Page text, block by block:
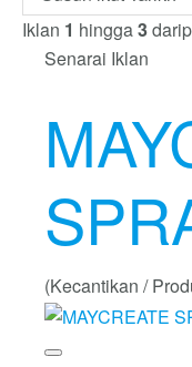
Iklan 1 hingga3
Senarai Iklan
(Kecantikan /